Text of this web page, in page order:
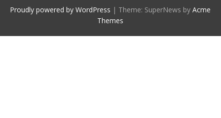
Proudly powered by WordPress | Theme: SuperNews byAcme
Themes